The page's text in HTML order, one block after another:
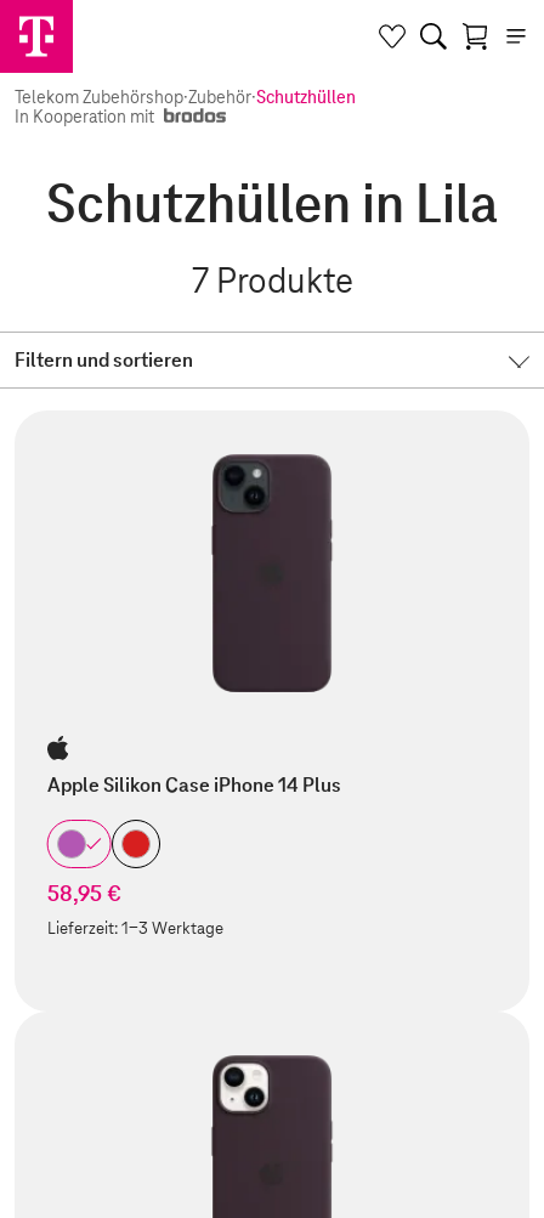
Telekom Zubehörshop·Zubehör·Schutzhüllen
In Kooperation mit
Schutzhüllen in Lila
7 Produkte
Filtern und sortieren
Apple Silikon Case iPhone 14 Plus
58,95 €
Lieferzeit:1-3 Werktage